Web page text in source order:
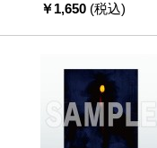
￥1,650 (税込)